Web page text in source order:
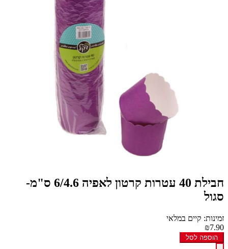
חבילת 40 עטרות קרטון לאפיה 6/4.6 ס"מ-
סגול
זמינות: קיים במלאי
₪7.90
הוספה לסל